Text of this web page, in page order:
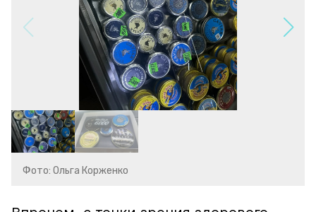
Фото: Ольга Корженко